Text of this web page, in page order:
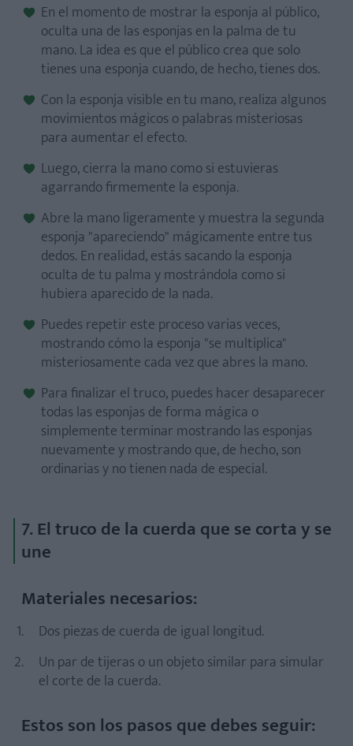
En el momento de mostrar la esponja al público,
oculta una de las esponjas en la palma de tu
mano. La idea es que el público crea que solo
tienes una esponja cuando, de hecho, tienes dos.
Con la esponja visible en tu mano, realiza algunos
movimientos mágicos o palabras misteriosas
para aumentar el efecto.
Luego, cierra la mano como si estuvieras
agarrando firmemente la esponja.
Abre la mano ligeramente y muestra la segunda
esponja "apareciendo" mágicamente entre tus
dedos. En realidad, estás sacando la esponja
oculta de tu palma y mostrándola como si
hubiera aparecido de la nada.
Puedes repetir este proceso varias veces,
mostrando cómo la esponja "se multiplica"
misteriosamente cada vez que abres la mano.
Para finalizar el truco, puedes hacer desaparecer
todas las esponjas de forma mágica o
simplemente terminar mostrando las esponjas
nuevamente y mostrando que, de hecho, son
ordinarias y no tienen nada de especial.
7. El truco de la cuerda que se corta y se
une
Materiales necesarios:
Dos piezas de cuerda de igual longitud.
Un par de tijeras o un objeto similar para simular
el corte de la cuerda.
Estos son los pasos que debes seguir: